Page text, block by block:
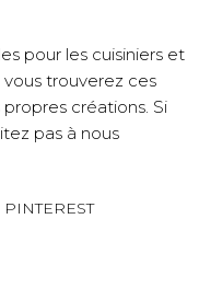
pour les cuisiniers et
vous trouverez ces
créations. Si
pas à nous
PINTEREST